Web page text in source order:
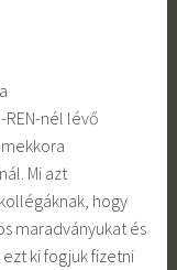
nél lévő
Mi azt
hogy
maradványukat és
ki fogjuk fizetni